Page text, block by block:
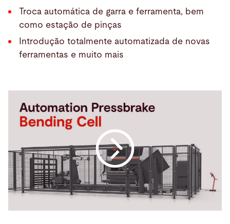
Troca automática de garra e ferramenta, bem
como estação de pinças
Introdução totalmente automatizada de novas
ferramentas e muito mais